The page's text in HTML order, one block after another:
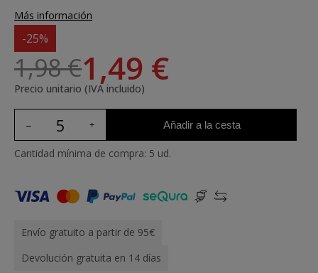
Más información
-25%
1,98 €1,49 €
Precio unitario (IVA incluido)
Añadir a la cesta
Cantidad mínima de compra: 5 ud.
Envío gratuito a partir de 95€
Devolución gratuita en 14 días